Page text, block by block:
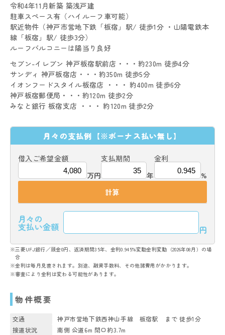
令和4年11月新築 築浅戸建
駐車スペース有（ハイルーフ車可能）
駅近物件（神戸市営地下鉄「板宿」駅/ 徒歩1分 ・山陽電鉄本
線「板宿」駅/ 徒歩3分）
ルーフバルコニーは陽当り良好
セブン-イレブン 神戸板宿駅前店・・・約230m 徒歩4分
サンディ 神戸板宿店・・・約350m 徒歩5分
イオンフードスタイル板宿店 ・・・ 約400m 徒歩6分
神戸板宿郵便局・・・約120m 徒歩2分
みなと銀行 板宿支店 ・・・ 約120m 徒歩2分
月々の支払例 【※ボーナス払い無し】
借入ご希望金額
万円
支払期間
年
金利
%
計算
月々の
支払い金額 円
※三菱UFJ銀行／頭金0円、返済期間35年、金利0.945%変動金利変動（2026年08月）の場
合
※金利は毎月見直されます。別途、融資手数料、その他諸費用がかかります。
※審査により金利は変わる可能性があります。
物件概要
交通
神戸市営地下鉄西神山手線 板宿駅 まで 徒歩1分
接道状況
南側 公道6m 間口約3.7m